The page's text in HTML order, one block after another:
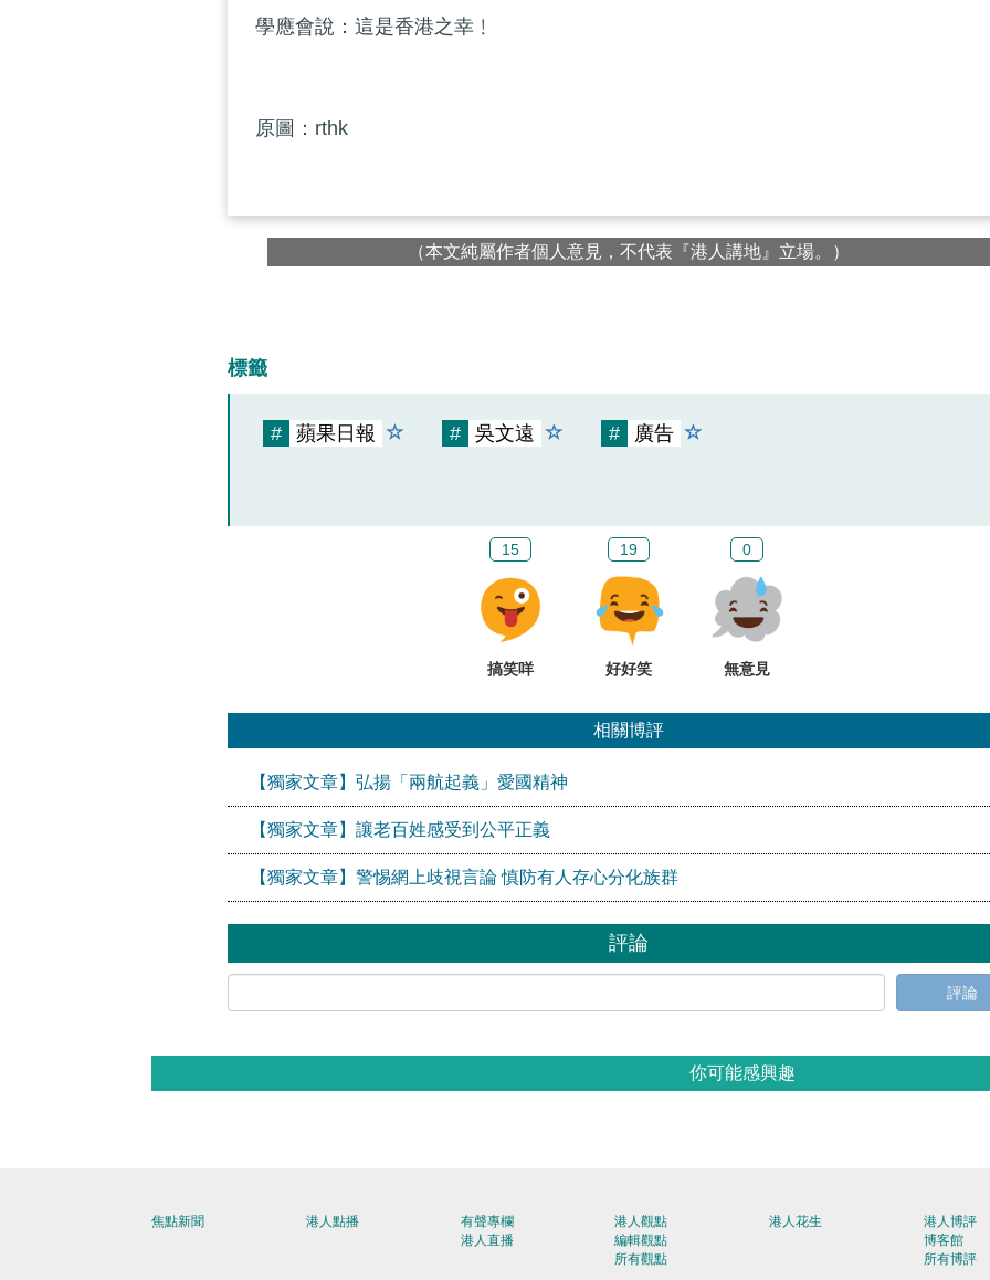
學應會說：這是香港之幸﹗
原圖：rthk
（本文純屬作者個人意見，不代表『港人講地』立場。）
標籤
# 蘋果日報 # 吳文遠 # 廣告
15
搞笑咩
19
好好笑
0
無意見
相關博評
【獨家文章】弘揚「兩航起義」愛國精神
【獨家文章】讓老百姓感受到公平正義
【獨家文章】警惕網上歧視言論 慎防有人存心分化族群
評論
評論
你可能感興趣
焦點新聞 港人點播
有聲專欄
港人直播
港人觀點
編輯觀點
所有觀點
港人花生
港人博評
博客館
所有博評